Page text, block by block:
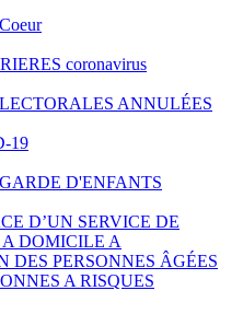
coronavirus
ANNULÉES
19
D'ENFANTS
D’UN SERVICE DE
DOMICILE A
DES PERSONNES ÂGÉES
A RISQUES